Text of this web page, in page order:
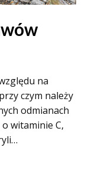
na
czym należy
odmianach
witaminie C,